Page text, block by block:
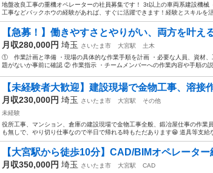
地盤改良工事の重機オペレーターの社員募集です！ 3t以上の車両系建設機
工事などバックホウの経験があれば、すぐに活躍できます！経験とスキルを
【急募！】働きやすさとやりがい、両方を叶
月収280,000円 埼玉 さいたま市 大宮駅
土木
① 作業計画と準備 ・現場の具体的な作業手順を計画 ・必要な人員、資材、
題がないか事前に確認 ② 作業指示 ・チームメンバーへの作業内容や手順の説
【未経験者大歓迎】建設現場で金物工事、溶接
月収230,000円 埼玉 さいたま市 大宮駅
その他
未経験
役所工事、マンション、倉庫の建設現場で金物工事全般、鍛冶屋仕事の作業
も無しで、やり切り仕事なので半日で帰れる時もただあります😁 道具等支給
【大宮駅から徒歩10分】CAD/BIMオペレーター
月収350,000円 埼玉 さいたま市 大宮駅
CAD